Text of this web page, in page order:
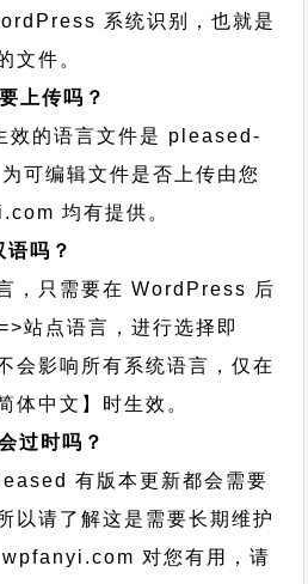
系统识别，也就是
文件。
上传吗？
效的语言文件是 pleased-
可编辑文件是否上传由您
均有提供。
吗？
，只需要在 WordPress 后
站点语言，进行选择即
会影响所有系统语言，仅在
体中文】时生效。
过时吗？
有版本更新都会需要
以请了解这是需要长期维护
对您有用，请